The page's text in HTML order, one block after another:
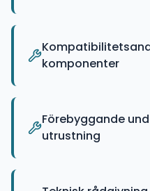
komponenter
Förebyggande
utrustning